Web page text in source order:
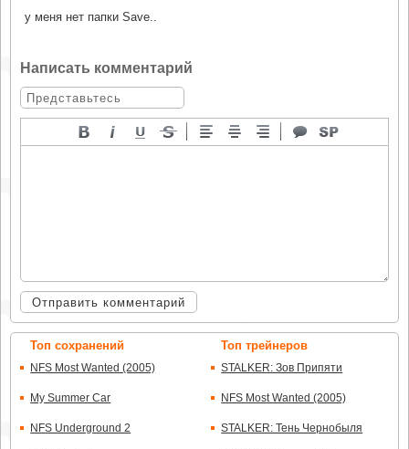
Топ сохранений
NFS Most Wanted (2005)
My Summer Car
NFS Underground 2
Топ трейнеров
STALKER: Зов Припяти
NFS Most Wanted (2005)
STALKER: Тень Чернобыля
у меня нет папки Save..
Написать комментарий
Отправить комментарий